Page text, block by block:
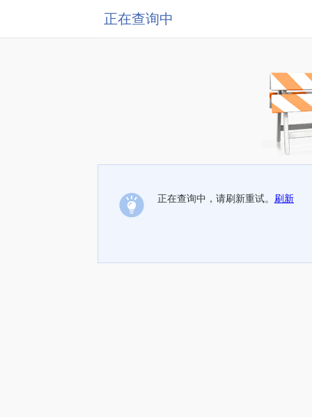
正在查询中
正在查询中，请刷新重试。 刷新